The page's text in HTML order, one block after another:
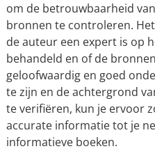
om de betrouwbaarheid
bronnen te controleren.
de auteur een expert is op
behandeld en of de
geloofwaardig en goed
te zijn en de achtergrond
te verifiëren, kun je ervoor
accurate informatie tot je
informatieve boeken.